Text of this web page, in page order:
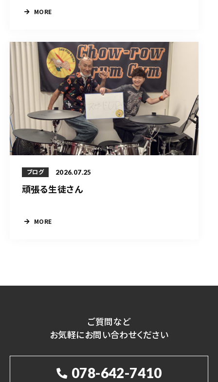
MORE
ブログ 2026.07.25
頑張る生徒さん
MORE
ご質問など
お気軽にお問い合わせください
078-642-7410